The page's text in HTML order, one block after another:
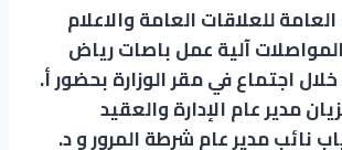
للعلاقات العامة والاعلام
آلية عمل باصات رياض
اجتماع في مقر الوزارة بحضور أ.
مدير عام الإدارة والعقيد
نائب مدير عام شرطة المرور و د.